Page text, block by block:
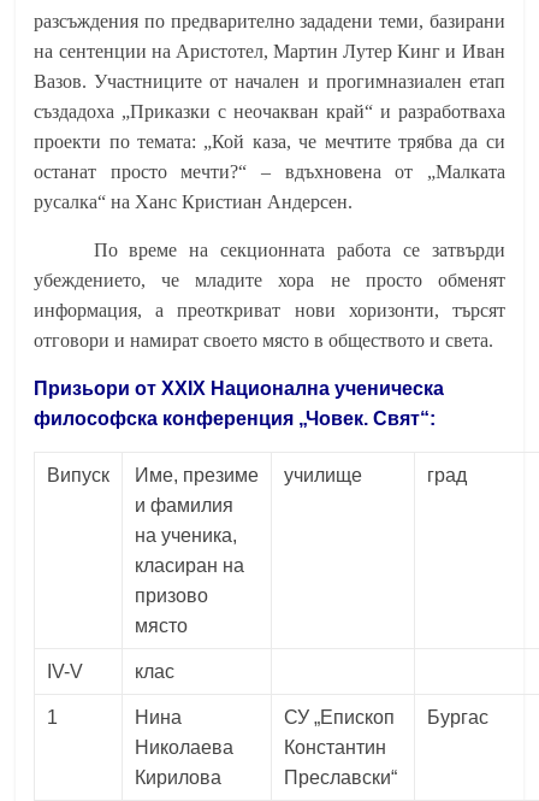
разсъждения по предварително зададени теми, базирани
на сентенции на Аристотел, Мартин Лутер Кинг и Иван
Вазов. Участниците от начален и прогимназиален етап
създадоха „Приказки с неочакван край“ и разработваха
проекти по темата: „Кой каза, че мечтите трябва да си
останат просто мечти?“ – вдъхновена от „Малката
русалка“ на Ханс Кристиан Андерсен.
По време на секционната работа се затвърди
убеждението, че младите хора не просто обменят
информация, а преоткриват нови хоризонти, търсят
отговори и намират своето място в обществото и света.
Призьори от XXIХ Национална ученическа
философска конференция „Човек. Свят“:
Випуск
Име, презиме
и фамилия
на ученика,
класиран на
призово
място
училище град
IV-V клас
1
Нина
Николаева
Кирилова
СУ „Епископ
Константин
Преславски“
Бургас